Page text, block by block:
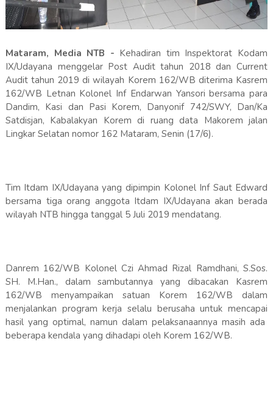
Mataram, Media NTB - Kehadiran tim Inspektorat Kodam
IX/Udayana menggelar Post Audit tahun 2018 dan Current
Audit tahun 2019 di wilayah Korem 162/WB diterima Kasrem
162/WB Letnan Kolonel Inf Endarwan Yansori bersama para
Dandim, Kasi dan Pasi Korem, Danyonif 742/SWY, Dan/Ka
Satdisjan, Kabalakyan Korem di ruang data Makorem jalan
Lingkar Selatan nomor 162 Mataram, Senin (17/6).
Tim Itdam IX/Udayana yang dipimpin Kolonel Inf Saut Edward
bersama tiga orang anggota Itdam IX/Udayana akan berada
wilayah NTB hingga tanggal 5 Juli 2019 mendatang.
Danrem 162/WB Kolonel Czi Ahmad Rizal Ramdhani, S.Sos.
SH. M.Han., dalam sambutannya yang dibacakan Kasrem
162/WB menyampaikan satuan Korem 162/WB dalam
menjalankan program kerja selalu berusaha untuk mencapai
hasil yang optimal, namun dalam pelaksanaannya masih ada
beberapa kendala yang dihadapi oleh Korem 162/WB.